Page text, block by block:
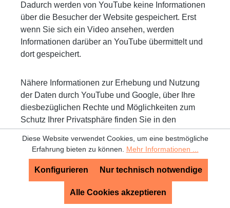
Dadurch werden von YouTube keine Informationen
über die Besucher der Website gespeichert. Erst
wenn Sie sich ein Video ansehen, werden
Informationen darüber an YouTube übermittelt und
dort gespeichert.
Nähere Informationen zur Erhebung und Nutzung
der Daten durch YouTube und Google, über Ihre
diesbezüglichen Rechte und Möglichkeiten zum
Schutz Ihrer Privatsphäre finden Sie in den
Datenschutzhinweisen von YouTube
https://www.youtube.com/t/privacy
Dauer der Speicherung
Nach vollständiger Vertragsabwicklung werden die
Diese Website verwendet Cookies, um eine bestmögliche
Erfahrung bieten zu können. Mehr Informationen ...
Nur technisch notwendige
Konfigurieren
Alle Cookies akzeptieren